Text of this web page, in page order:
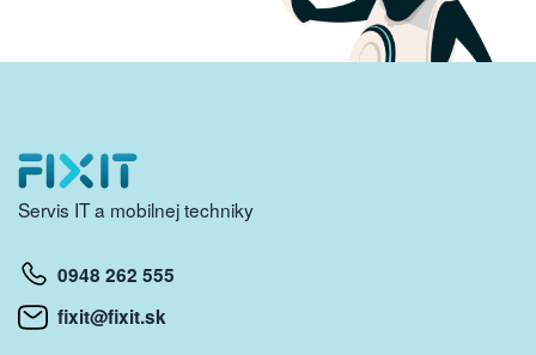
Servis IT a mobilnej techniky
0948 262 555
fixit@fixit.sk